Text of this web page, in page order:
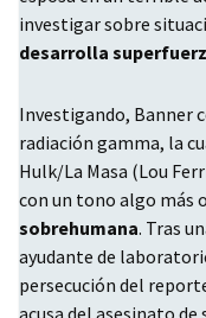
investigar sobre
desarrolla
Investigando, Banner
radiación gamma, la
Hulk/La Masa (Lou
con un tono algo más
sobrehumana. Tras
ayudante de
persecución del
acusa del asesinato de